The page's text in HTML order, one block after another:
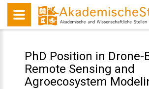
PhD Position in Drone-
Remote Sensing and
Agroecosystem